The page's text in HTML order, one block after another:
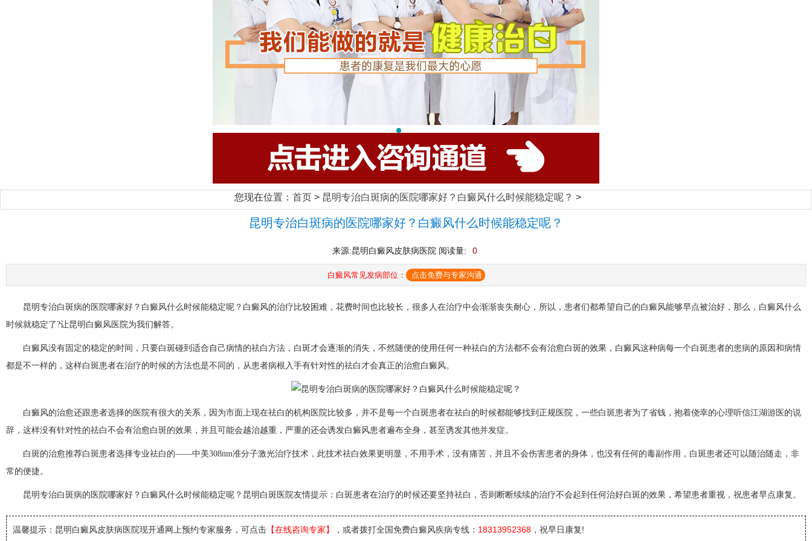
您现在位置： 首页 > 昆明专治白斑病的医院哪家好？白癜风什么时候能稳定呢？ >
昆明专治白斑病的医院哪家好？白癜风什么时候能稳定呢？
来源:昆明白癜风皮肤病医院 阅读量: 0
白癜风常见发病部位： 点击免费与专家沟通
昆明专治白斑病的医院哪家好？白癜风什么时候能稳定呢？白癜风的治疗比较困难，花费时间也比较长，很多人在治疗中会渐渐丧失耐心，所以，患者们都希望自己的白癜风能够早点被治好，那么，白癜风什么
时候就稳定了?让昆明白癜风医院为我们解答。
白癜风没有固定的稳定的时间，只要白斑碰到适合自己病情的祛白方法，白斑才会逐渐的消失，不然随便的使用任何一种祛白的方法都不会有治愈白斑的效果，白癜风这种病每一个白斑患者的患病的原因和病情
都是不一样的，这样白斑患者在治疗的时候的方法也是不同的，从患者病根入手有针对性的祛白才会真正的治愈白癜风。
白癜风的治愈还跟患者选择的医院有很大的关系，因为市面上现在祛白的机构医院比较多，并不是每一个白斑患者在祛白的时候都能够找到正规医院，一些白斑患者为了省钱，抱着侥幸的心理听信江湖游医的说
辞，这样没有针对性的祛白不会有治愈白斑的效果，并且可能会越治越重，严重的还会诱发白癜风患者遍布全身，甚至诱发其他并发症。
白斑的治愈推荐白斑患者选择专业祛白的——中美308nm准分子激光治疗技术，此技术祛白效果更明显，不用手术，没有痛苦，并且不会伤害患者的身体，也没有任何的毒副作用，白斑患者还可以随治随走，非
常的便捷。
昆明专治白斑病的医院哪家好？白癜风什么时候能稳定呢？昆明白斑医院友情提示：白斑患者在治疗的时候还要坚持祛白，否则断断续续的治疗不会起到任何治好白斑的效果，希望患者重视，祝患者早点康复。
温馨提示：昆明白癜风皮肤病医院现开通网上预约专家服务，可点击 【在线咨询专家】 ，或者拨打全国免费白癜风疾病专线： 18313952368 ，祝早日康复!